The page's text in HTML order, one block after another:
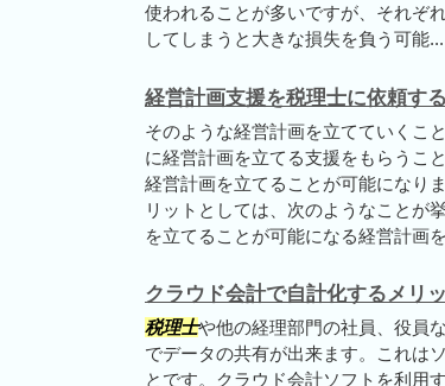
使われることが多いですが、それぞ
してしまうと大きな損失を負う可能...
経営計画支援を税理士に依頼す
そのような経営計画を立てていくこ
に経営計画を立てる支援をもらうこ
経営計画を立てることが可能になりま
リットとしては、次のようなことが
を立てることが可能になる経営計画
クラウド会計で自計化するメリ
税理士や他の経理部門の社員、役員
でデータの共有が出来ます。これは
とです。クラウド会計ソフトを利用